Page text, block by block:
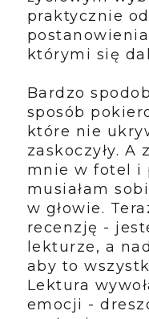
praktycznie
którymi się
Bardzo
sposób
które nie
zaskoczyły. A
mnie w fotel i
musiałam
w głowie.
recenzję -
lekturze, a
aby to
Lektura
emocji -